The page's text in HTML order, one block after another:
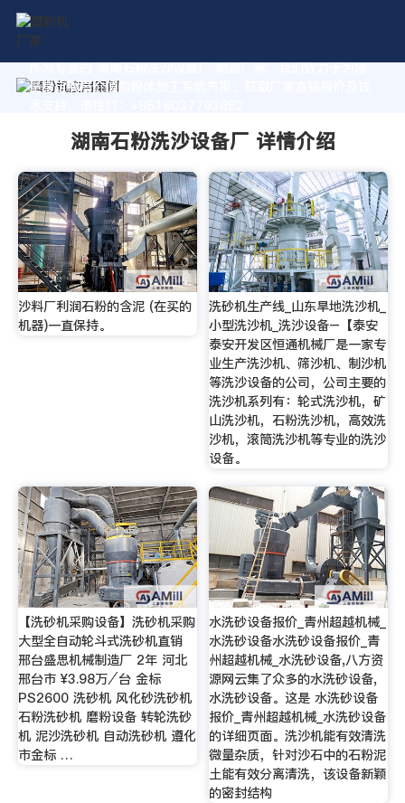
作为专业的 湖南石粉洗沙设备厂 制造厂家，我们致力于为您
量身定制高价值的粉体加工系统方案。获取厂家直销报价及技
湖南石粉洗沙设备厂 详情介绍
沙料厂利润石粉的含泥 (在买的
机器)一直保持。
洗砂机生产线_山东旱地洗沙机_
小型洗沙机_洗沙设备–【泰安
泰安开发区恒通机械厂是一家专
业生产洗沙机、筛沙机、制沙机
等洗沙设备的公司，公司主要的
洗沙机系列有：轮式洗沙机，矿
山洗沙机，石粉洗沙机，高效洗
沙机，滚筒洗沙机等专业的洗沙
设备。
【洗砂机采购设备】洗砂机采购
大型全自动轮斗式洗砂机直销
邢台盛思机械制造厂 2年 河北
邢台市 ¥3.98万⁄台 金标
PS2600 洗砂机 风化砂洗砂机
石粉洗砂机 磨粉设备 转轮洗砂
机 泥沙洗砂机 自动洗砂机 遵化
市金标 …
水洗砂设备报价_青州超越机械_
水洗砂设备水洗砂设备报价_青
州超越机械_水洗砂设备,八方资
源网云集了众多的水洗砂设备,
水洗砂设备。这是 水洗砂设备
报价_青州超越机械_水洗砂设备
的详细页面。洗沙机能有效清洗
微量杂质，针对沙石中的石粉泥
土能有效分离清洗，该设备新颖
的密封结构